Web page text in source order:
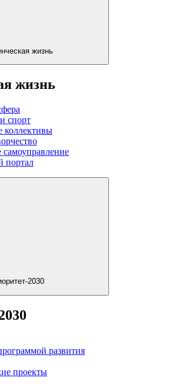
жизнь
жизнь
спорт
коллективы
самоуправление
портал
2030
развития
проекты